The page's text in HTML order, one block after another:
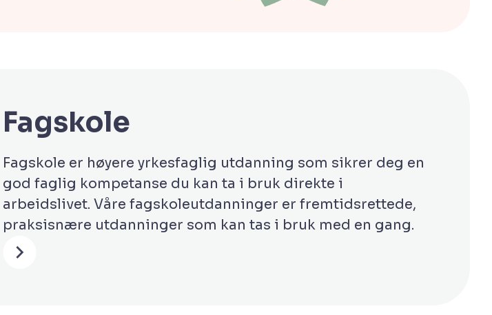
Fagskole
Fagskole er høyere yrkesfaglig utdanning som sikrer deg en
god faglig kompetanse du kan ta i bruk direkte i
arbeidslivet. Våre fagskoleutdanninger er fremtidsrettede,
praksisnære utdanninger som kan tas i bruk med en gang.